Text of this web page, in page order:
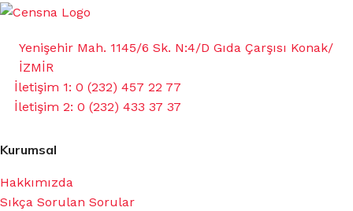
Yenişehir Mah. 1145/6 Sk. N:4/D Gıda Çarşısı Konak/
İZMİR
İletişim 1: 0 (232) 457 22 77
İletişim 2: 0 (232) 433 37 37
Kurumsal
Hakkımızda
Sıkça Sorulan Sorular